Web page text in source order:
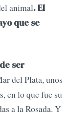
animal. El
que se
ser
del Plata, unos
en lo que fue su
a la Rosada. Y